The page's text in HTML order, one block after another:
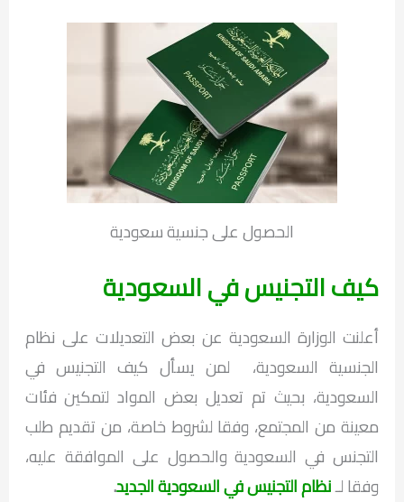
الحصول على جنسية سعودية
كيف التجنيس في السعودية
أعلنت الوزارة السعودية عن بعض التعديلات على نظام
الجنسية السعودية، لمن يسأل كيف التجنيس في
السعودية، بحيث تم تعديل بعض المواد لتمكين فئات
معينة من المجتمع، وفقا لشروط خاصة، من تقديم طلب
التجنس في السعودية والحصول على الموافقة عليه،
وفقا لـنظام التجنيس في السعودية الجديد.